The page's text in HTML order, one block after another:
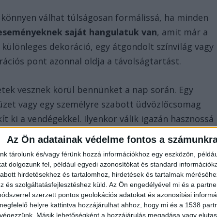
Az Ön adatainak védelme fontos a
tárolunk és/vagy férünk hozzá információkhoz egy eszközön,
dolgozunk fel, például egyedi azonosítókat és standard
hirdetésekhez és tartalomhoz, hirdetések és tartalmak
és szolgáltatásfejlesztéshez küld. Az Ön engedélyével mi és a
szerzett pontos geolokációs adatokat és azonosítási
helyre kattintva hozzájárulhat ahhoz, hogy mi és a 1538
Másik lehetőségként a hozzájárulás megadása vagy
válhat túlságosan formálissá, ha minden
saját hangulatuk van, amit már a
dekoráció, egy átgondolt színvilág vagy
pont azonnal oldja a távolságtartást.
vesznek körül bennünket a nap során. Egy
vagy egy személyre szabott üdvözlőcsomag
ki a vendégekkel. Ilyenkor válik igazán hasznossá
nem pusztán tárgyként működik, hanem az
válik. Az AdGift Reklámajándék kínálatában
eszközök, amelyek használhatóak és stílusosak
kizökkentenek